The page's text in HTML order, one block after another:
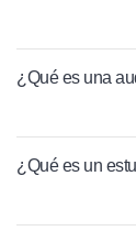
¿Qué es una
¿Qué es un